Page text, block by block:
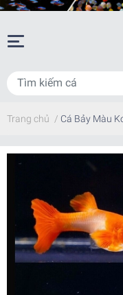
Trang chủ / Cá Bảy Màu